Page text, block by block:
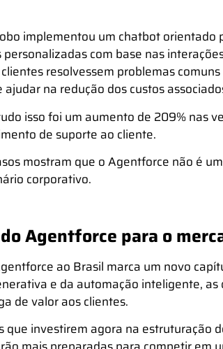
implementou um chatbot
com base nas
resolvessem problemas
na redução dos custos
isso foi um aumento de 209% nas
de suporte ao cliente.
mostram que o Agentforce não é
corporativo.
Agentforce para o
ao Brasil marca um novo
e da automação inteligente, as
de valor aos clientes.
que investirem agora na estruturação